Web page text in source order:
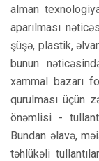
alman
aparılması
şüşə, plastik,
bunun
xammal bazarı
qurulması üçün
önəmlisi -
Bundan əlavə,
təhlükəli